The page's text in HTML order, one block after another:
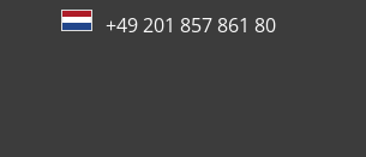
+49 201 857 861 80